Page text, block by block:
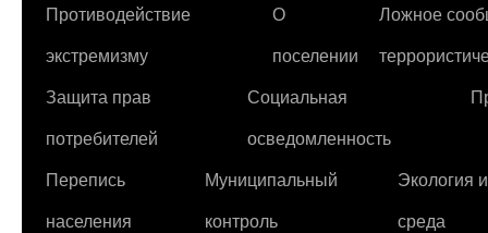
Противодействие
экстремизму
О
поселении
Ложное
Защита прав
потребителей
Социальная
осведомленность
Перепись
населения
Муниципальный
контроль
Экология
среда